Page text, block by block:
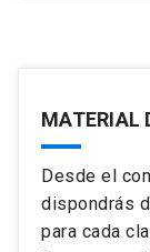
MATERIAL
Desde el
dispondrás
para cada